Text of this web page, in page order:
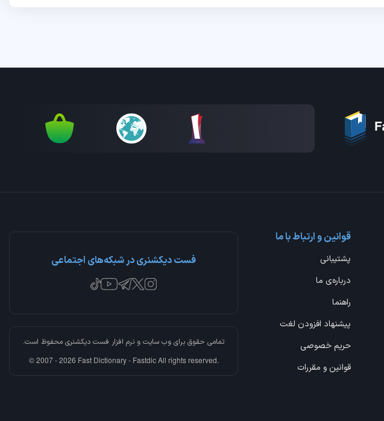
قوانین و ارتباط با ما
پشتیبانی
درباره‌ی ما
راهنما
پیشنهاد افزودن لغت
حریم خصوصی
قوانین و مقررات
فست دیکشنری در شبکه‌های اجتماعی
تمامی حقوق برای وب سایت و نرم افزار فست دیکشنریمحفوظ است.
© 2007 - 2026 Fast Dictionary - Fastdic All rights reserved.